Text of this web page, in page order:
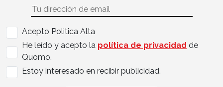
Acepto Politica Alta
He leído y acepto la política de privacidad de
Quomo.
Estoy interesado en recibir publicidad.